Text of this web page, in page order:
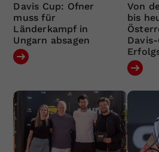
Davis Cup: Ofner
muss für
Länderkampf in
Ungarn absagen
Von
bis